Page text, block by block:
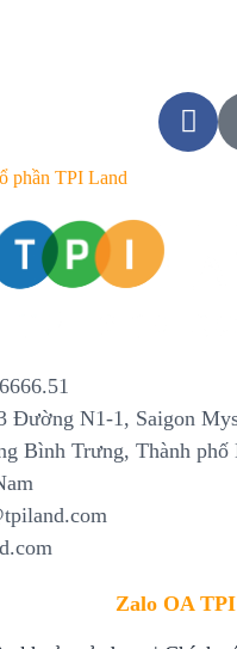
phần TPI Land
Đường N1-1, Saigon
Bình Trưng, Thành
Zalo OA